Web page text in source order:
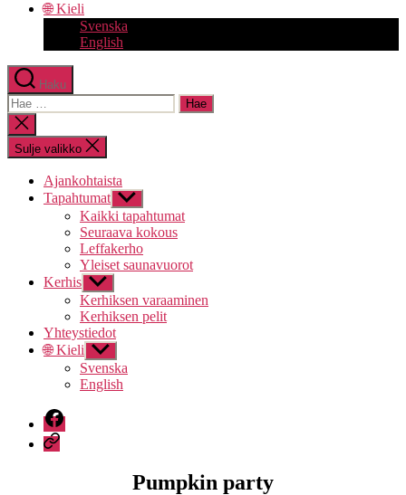
🌐 Kieli
Svenska
English
Haku
Haku:
Sulje
haku
Sulje valikko
Ajankohtaista
Tapahtumat Näytä
alavalikko
Kaikki tapahtumat
Seuraava kokous
Leffakerho
Yleiset saunavuorot
Kerhis Näytä
alavalikko
Kerhiksen varaaminen
Kerhiksen pelit
Yhteystiedot
🌐 Kieli Näytä
alavalikko
Svenska
English
Facebook
Discord
Pumpkin party